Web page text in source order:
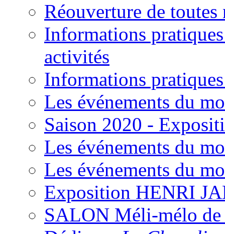
Réouverture de
Informations
activités
Informations
Les événements du
Saison 2020 -
Les événements du
Les événements du
Exposition HENRI
SALON Méli-mélo de